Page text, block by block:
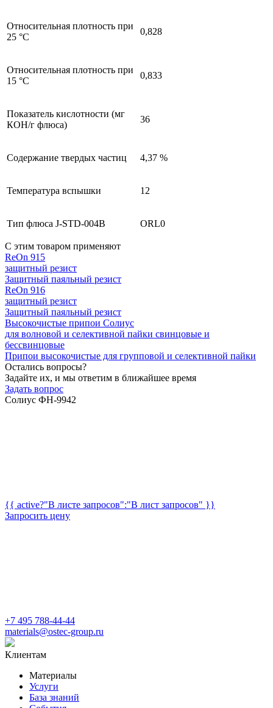
Относительная плотность при
25 °C
0,828
Относительная плотность при
15 °C
0,833
Показатель кислотности (мг
КОН/г флюса)
36
Содержание твердых частиц 4,37 %
Температура вспышки 12
Тип флюса J-STD-004B ORL0
С этим товаром применяют
ReOn 915
защитный резист
Защитный паяльный резист
ReOn 916
защитный резист
Защитный паяльный резист
Высокочистые припои Солиус
для волновой и селективной пайки свинцовые и
бессвинцовые
Припои высокочистые для групповой и селективной пайки
Остались вопросы?
Задайте их, и мы ответим в ближайшее время
Задать вопрос
Солиус ФН-9942
{{ active?"В листе запросов":"В лист запросов" }}
Запросить цену
+7 495 788-44-44
materials@ostec-group.ru
Клиентам
Материалы
Услуги
База знаний